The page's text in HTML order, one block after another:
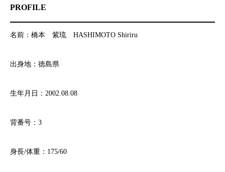
PROFILE
名前：橋本 紫琉 HASHIMOTO Shiriru
出身地：徳島県
生年月日：2002.08.08
背番号：3
身長/体重：175/60